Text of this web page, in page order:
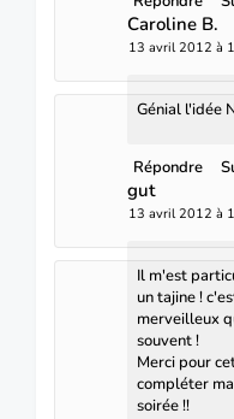
Caroline B.
13 avril 2012 à
Génial l'idée
Répondre
gut
13 avril 2012 à
Il m'est
un tajine !
merveilleux
souvent !
Merci pour
compléter
soirée !!